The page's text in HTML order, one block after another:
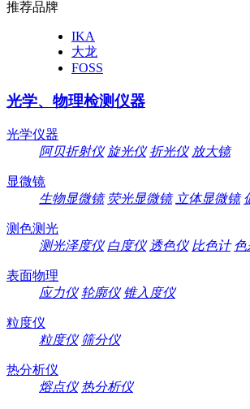
推荐品牌
IKA
大龙
FOSS
光学、物理检测仪器
光学仪器
阿贝折射仪 旋光仪 折光仪 放大镜
显微镜
生物显微镜 荧光显微镜 立体显微镜
测色测光
测光泽度仪 白度仪 透色仪 比色计
表面物理
应力仪 轮廓仪 锥入度仪
粒度仪
粒度仪 筛分仪
热分析仪
熔点仪 热分析仪